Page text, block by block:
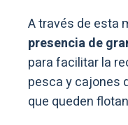
A través de esta
presencia de
para facilitar la
pesca y cajones
que queden